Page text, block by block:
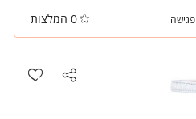
0 המלצות